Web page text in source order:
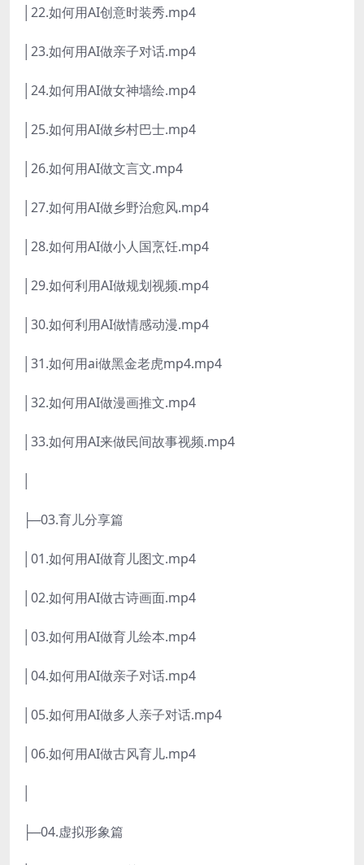
│22.如何用AI创意时装秀.mp4
│23.如何用AI做亲子对话.mp4
│24.如何用AI做女神墙绘.mp4
│25.如何用AI做乡村巴士.mp4
│26.如何用AI做文言文.mp4
│27.如何用AI做乡野治愈风.mp4
│28.如何用AI做小人国烹饪.mp4
│29.如何利用AI做规划视频.mp4
│30.如何利用AI做情感动漫.mp4
│31.如何用ai做黑金老虎mp4.mp4
│32.如何用AI做漫画推文.mp4
│33.如何用AI来做民间故事视频.mp4
├─03.育儿分享篇
│01.如何用AI做育儿图文.mp4
│02.如何用AI做古诗画面.mp4
│03.如何用AI做育儿绘本.mp4
│04.如何用AI做亲子对话.mp4
│05.如何用AI做多人亲子对话.mp4
│06.如何用AI做古风育儿.mp4
├─04.虚拟形象篇